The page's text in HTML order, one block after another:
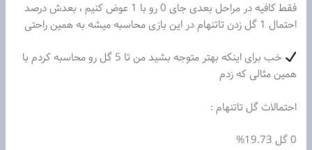
فقط کافیه در مراحل بعدی جای 0 رو با 1 عوض کنیم ، بعدش درصد
احتمال 1 گل زدن تاتنهام در این بازی محاسبه میشه به همین راحتی
خب برای اینکه بهتر متوجه بشید من تا 5 گل رو محاسبه کردم با
همین مثالی که زدم
احتمالات گل تاتنهام :
0 گل 19.73%